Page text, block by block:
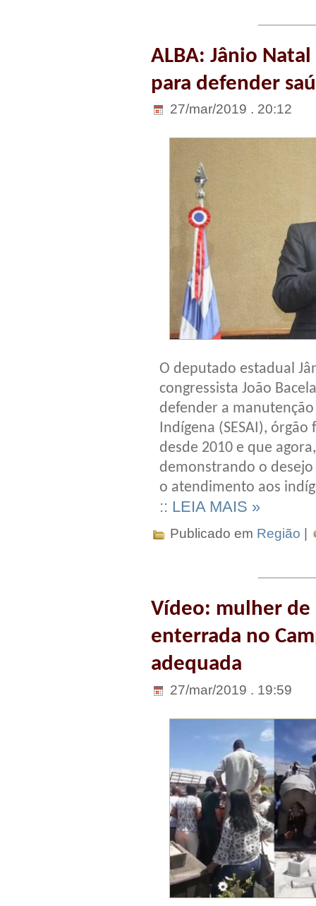
ALBA: Jânio
para defender
27/mar/2019 . 20:12
O deputado estadual
congressista João
defender a manutenção
Indígena (SESAI),
desde 2010 e que
demonstrando o
o atendimento aos
:: LEIA MAIS »
Publicado em Região
Vídeo: mulher de
enterrada no
adequada
27/mar/2019 . 19:59